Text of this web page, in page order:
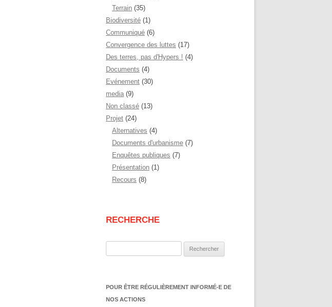
Terrain (35)
Biodiversité (1)
Communiqué (6)
Convergence des luttes (17)
Des terres, pas d'Hypers ! (4)
Documents (4)
Evénement (30)
media (9)
Non classé (13)
Projet (24)
Alternatives (4)
Documents d'urbanisme (7)
Enquêtes publiques (7)
Présentation (1)
Recours (8)
RECHERCHE
POUR ÊTRE RÉGULIÈREMENT INFORMÉ-E DE
NOS ACTIONS